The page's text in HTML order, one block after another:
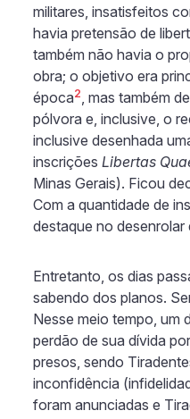
militares, insatisfeitos
havia pretensão de
também não havia o
obra; o objetivo era
época2, mas também
pólvora e, inclusive, o
inclusive desenhada
inscrições Libertas
Minas Gerais). Ficou
Com a quantidade de
destaque no desenrolar
Entretanto, os dias
sabendo dos planos.
Nesse meio tempo, um
perdão de sua dívida
presos, sendo
inconfidência
foram anunciadas e